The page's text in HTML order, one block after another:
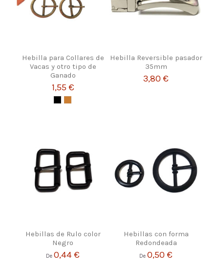
Hebilla para Collares de
Vacas y otro tipo de
Ganado
1,55 €
Hebilla Reversible pasador
35mm
3,80 €
Hebillas de Rulo color
Negro
De0,44 €
Hebillas con forma
Redondeada
De0,50 €